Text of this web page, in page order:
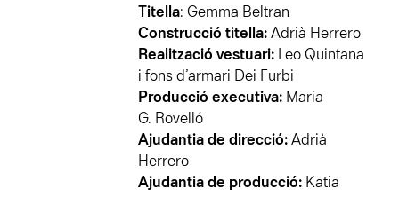
Titella: Gemma Beltran
Construcció titella:Adrià Herrero
Realització vestuari:Leo Quintana
i fons d’armari Dei Furbi
Producció executiva:Maria
G. Rovelló
Ajudantia de direcció:Adrià
Herrero
Ajudantia de producció:Katia